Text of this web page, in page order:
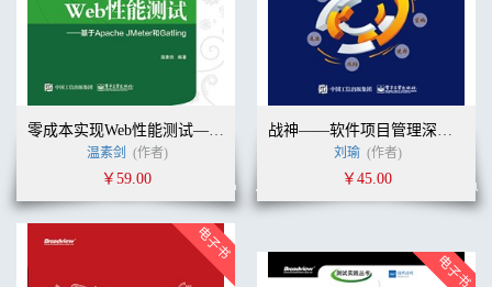
零成本实现Web性能测试——基于Apache JMeter和Gatling
温素剑 (作者)
￥59.00
战神——软件项目管理深度实战
刘瑜 (作者)
￥45.00